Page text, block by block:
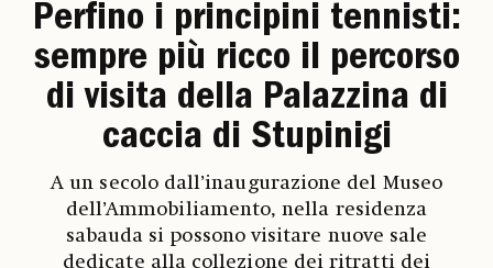
Perfino i principini tennisti:
sempre più ricco il percorso
di visita della Palazzina di
caccia di Stupinigi
A un secolo dall’inaugurazione del Museo
dell’Ammobiliamento, nella residenza
sabauda si possono visitare nuove sale
dedicate alla collezione dei ritratti dei